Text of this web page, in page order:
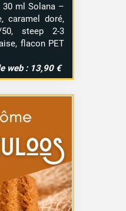
ml Solana –
caramel doré,
steep 2-3
flacon PET
web : 13,90 €